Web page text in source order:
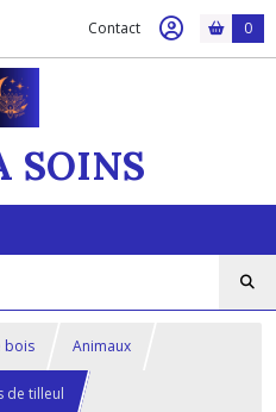
Contact 0
SOINS
bois Animaux
de tilleul